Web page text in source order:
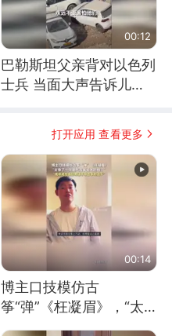
00:12
巴勒斯坦父亲背对以色列
士兵 当面大声告诉儿
打开应用 查看更多
00:14
博主口技模仿古
筝“弹”《枉凝眉》，“太
像了～你是吃古筝长大的